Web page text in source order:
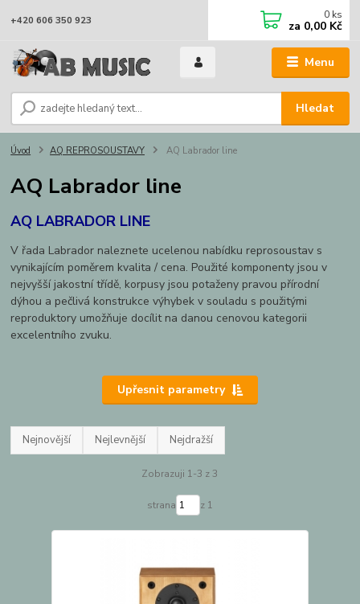
Menu
Hledat
+420 606 350 923 0 ks
za 0,00 Kč
Úvod AQ REPROSOUSTAVY AQ Labrador line
AQ Labrador line
AQ LABRADOR LINE
V řada Labrador naleznete ucelenou nabídku reprosoustav s
vynikajícím poměrem kvalita / cena. Použité komponenty jsou v
nejvyšší jakostní třídě, korpusy jsou potaženy pravou přírodní
dýhou a pečlivá konstrukce výhybek v souladu s použitými
reproduktory umožňuje docílit na danou cenovou kategorii
excelentního zvuku.
Upřesnit parametry
Nejnovější Nejlevnější Nejdražší
Zobrazuji 1-3 z 3
strana z 1